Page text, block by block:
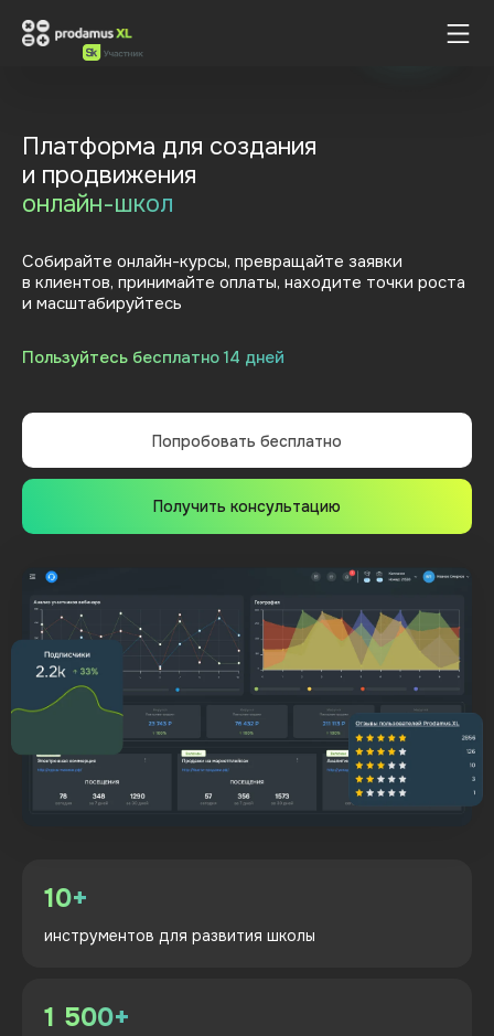
Платформа для создания
и продвижения
онлайн-школ
Собирайте онлайн-курсы, превращайте заявки
в клиентов, принимайте оплаты, находите точки роста
и масштабируйтесь
Пользуйтесь бесплатно 14 дней
Попробовать бесплатно
Получить консультацию
10+
инструментов для развития школы
1 500+